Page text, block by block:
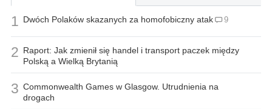
1 Dwóch Polaków skazanych za homofobiczny atak 9
2 Raport: Jak zmienił się handel i transport paczek między
Polską a Wielką Brytanią
3 Commonwealth Games w Glasgow. Utrudnienia na
drogach